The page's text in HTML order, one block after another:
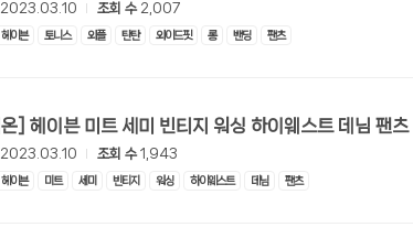
2023.03.10 조회 수 2,007
헤이븐 토니스 와플 탄탄 와이드핏 롱 밴딩 팬츠
2023.03.10 조회 수1,943
헤이븐 미트 세미 빈티지 워싱 하이웨스트 데님 팬츠